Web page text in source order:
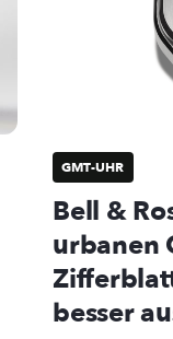
GMT-UHR
Bell &
urbanen
besser